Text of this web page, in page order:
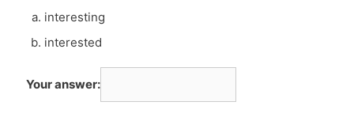
interesting
interested
Your answer: